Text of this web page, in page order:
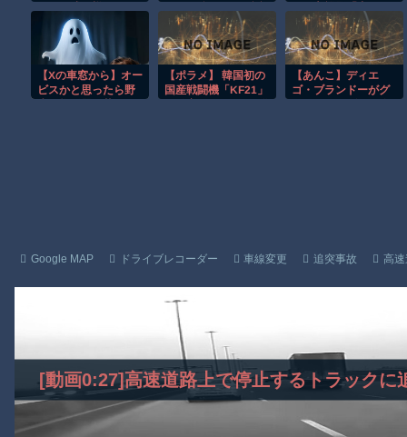
まだ墓石があるだけマシと見るべきか。今はもう合葬墓ばかり
【動画】新型のさすまた、限界突破ｗｗｗｗｗｗ
【謎】広島県が頑なに「はだしのゲンコラボ喫茶」をやらない理
MLBファン騒然！
←「歴史に名を刻ん
だ」（海外の反応）
生
人民元を稼ぎ、安い
日本で使う。最高」
【Xの車窓から】オー
ビスかと思ったら野
【ポラメ】 韓国初の
国産戦闘機「KF21」
【あんこ】ディエ
ゴ・ブランドーがグ
Google MAP ドライブレコーダー 車線変更 追突事故 高
[動画0:27]高速道路上で停止するトラックに